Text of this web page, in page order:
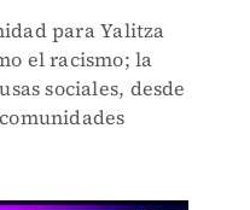
para Yalitza
el racismo; la
sociales, desde